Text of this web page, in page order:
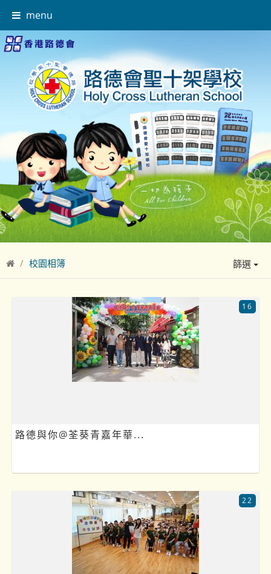
menu
校園相簿 篩選
路德與你@荃葵青嘉年華...
16
22